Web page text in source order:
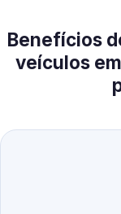
Benefícios
veículos